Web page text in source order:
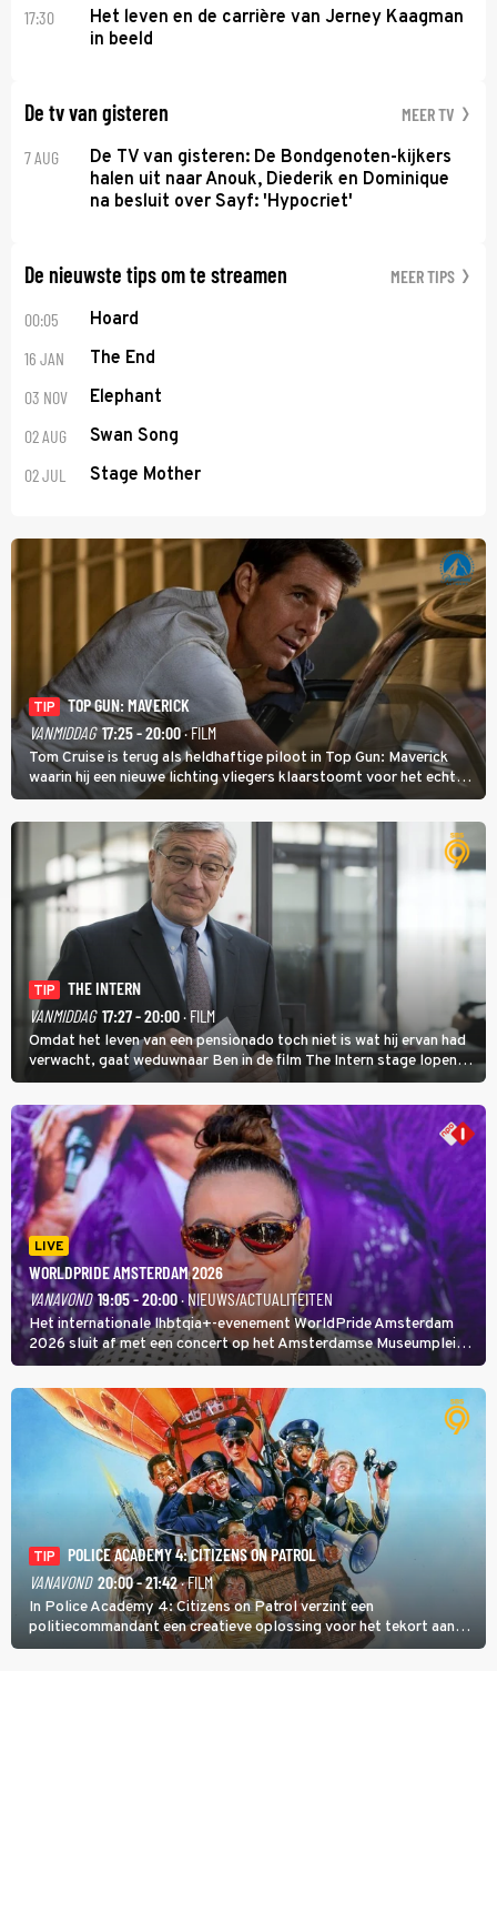
17:30
Het leven en de carrière van Jerney Kaagman
in beeld
De tv van gisteren MEER TV
7 AUG
De TV van gisteren: De Bondgenoten-kijkers
halen uit naar Anouk, Diederik en Dominique
na besluit over Sayf: 'Hypocriet'
De nieuwste tips om te streamen MEER TIPS
00:05 Hoard
16 JAN The End
03 NOV Elephant
02 AUG Swan Song
02 JUL Stage Mother
TIP
TOP GUN: MAVERICK
VANMIDDAG 17:25 - 20:00· FILM
Tom Cruise is terug als heldhaftige piloot in Top Gun: Maverick
waarin hij een nieuwe lichting vliegers klaarstoomt voor het echte
werk.
TIP
THE INTERN
VANMIDDAG 17:27 - 20:00· FILM
Omdat het leven van een pensionado toch niet is wat hij ervan had
verwacht, gaat weduwnaar Ben in de film The Intern stage lopen
bij de hippe webwinkel van Jules, wat een gouden zet blijkt te zijn.
LIVE
WORLDPRIDE AMSTERDAM 2026
VANAVOND 19:05 - 20:00· NIEUWS/ACTUALITEITEN
Het internationale lhbtqia+-evenement WorldPride Amsterdam
2026 sluit af met een concert op het Amsterdamse Museumplein.
Anita Doth is een van de optredende artiesten. In de jaren 90
veroverde ze de wereld als zangeres van 2Unlimited.
TIP
POLICE ACADEMY 4: CITIZENS ON PATROL
VANAVOND 20:00 - 21:42· FILM
In Police Academy 4: Citizens on Patrol verzint een
politiecommandant een creatieve oplossing voor het tekort aan
agenten.